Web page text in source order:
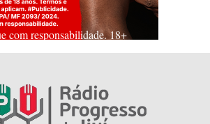
com responsabilidade. 18+